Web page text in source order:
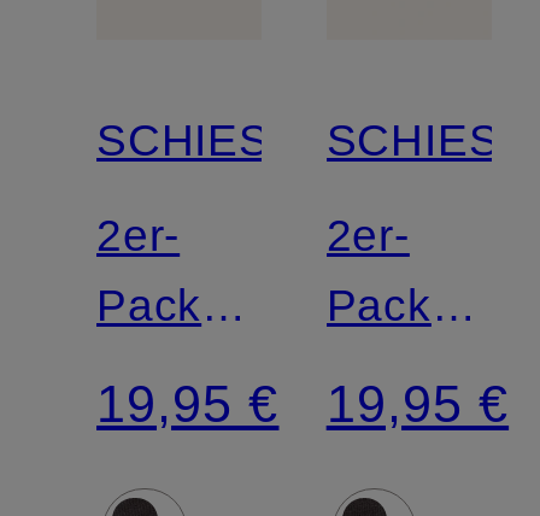
SCHIESSER
2er-
Pack
Taillenslips
95/5
19,95 €
2er-
Pack
Slips
95/5
19,95 €